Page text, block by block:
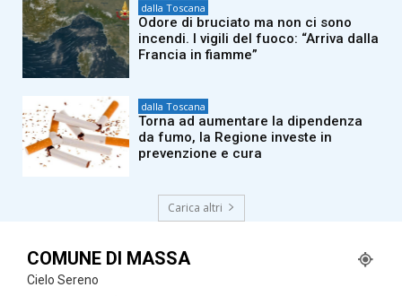
dalla Toscana
Odore di bruciato ma non ci sono
incendi. I vigili del fuoco: “Arriva dalla
Francia in fiamme”
dalla Toscana
Torna ad aumentare la dipendenza
da fumo, la Regione investe in
prevenzione e cura
Carica altri
COMUNE DI MASSA
Cielo Sereno